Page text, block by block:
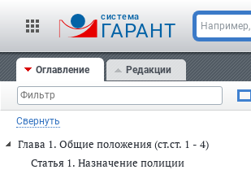
cистема
ГАРАНТ Например,
Оглавление Редакции
Свернуть
Глава 1. Общие положения (ст.ст. 1 - 4)
Статья 1. Назначение полиции